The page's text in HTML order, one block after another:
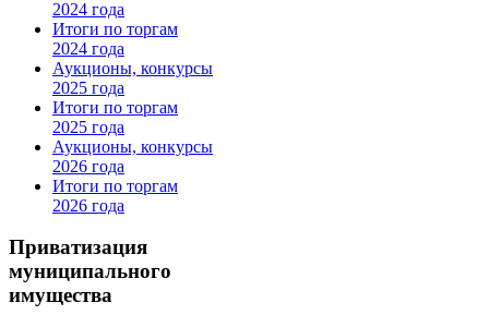
2024 года
Итоги по торгам
2024 года
Аукционы, конкурсы
2025 года
Итоги по торгам
2025 года
Аукционы, конкурсы
2026 года
Итоги по торгам
2026 года
Приватизация
муниципального
имущества